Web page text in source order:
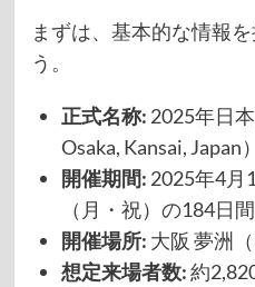
まずは、基本的な情報
う。
正式名称: 2025年日
Osaka, Kansai, Japan）
開催期間: 2025年4月
（月・祝）の184日間
開催場所: 大阪 夢洲
想定来場者数:約